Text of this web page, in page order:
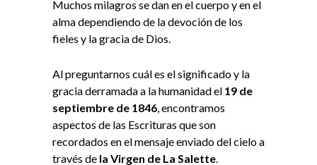
Muchos milagros se dan en el cuerpo y en el
alma dependiendo de la devoción de los
fieles y la gracia de Dios.
Al preguntarnos cuál es el significado y la
gracia derramada a la humanidad el 19 de
septiembre de 1846, encontramos
aspectos de las Escrituras que son
recordados en el mensaje enviado del cielo a
través de la Virgen de La Salette.